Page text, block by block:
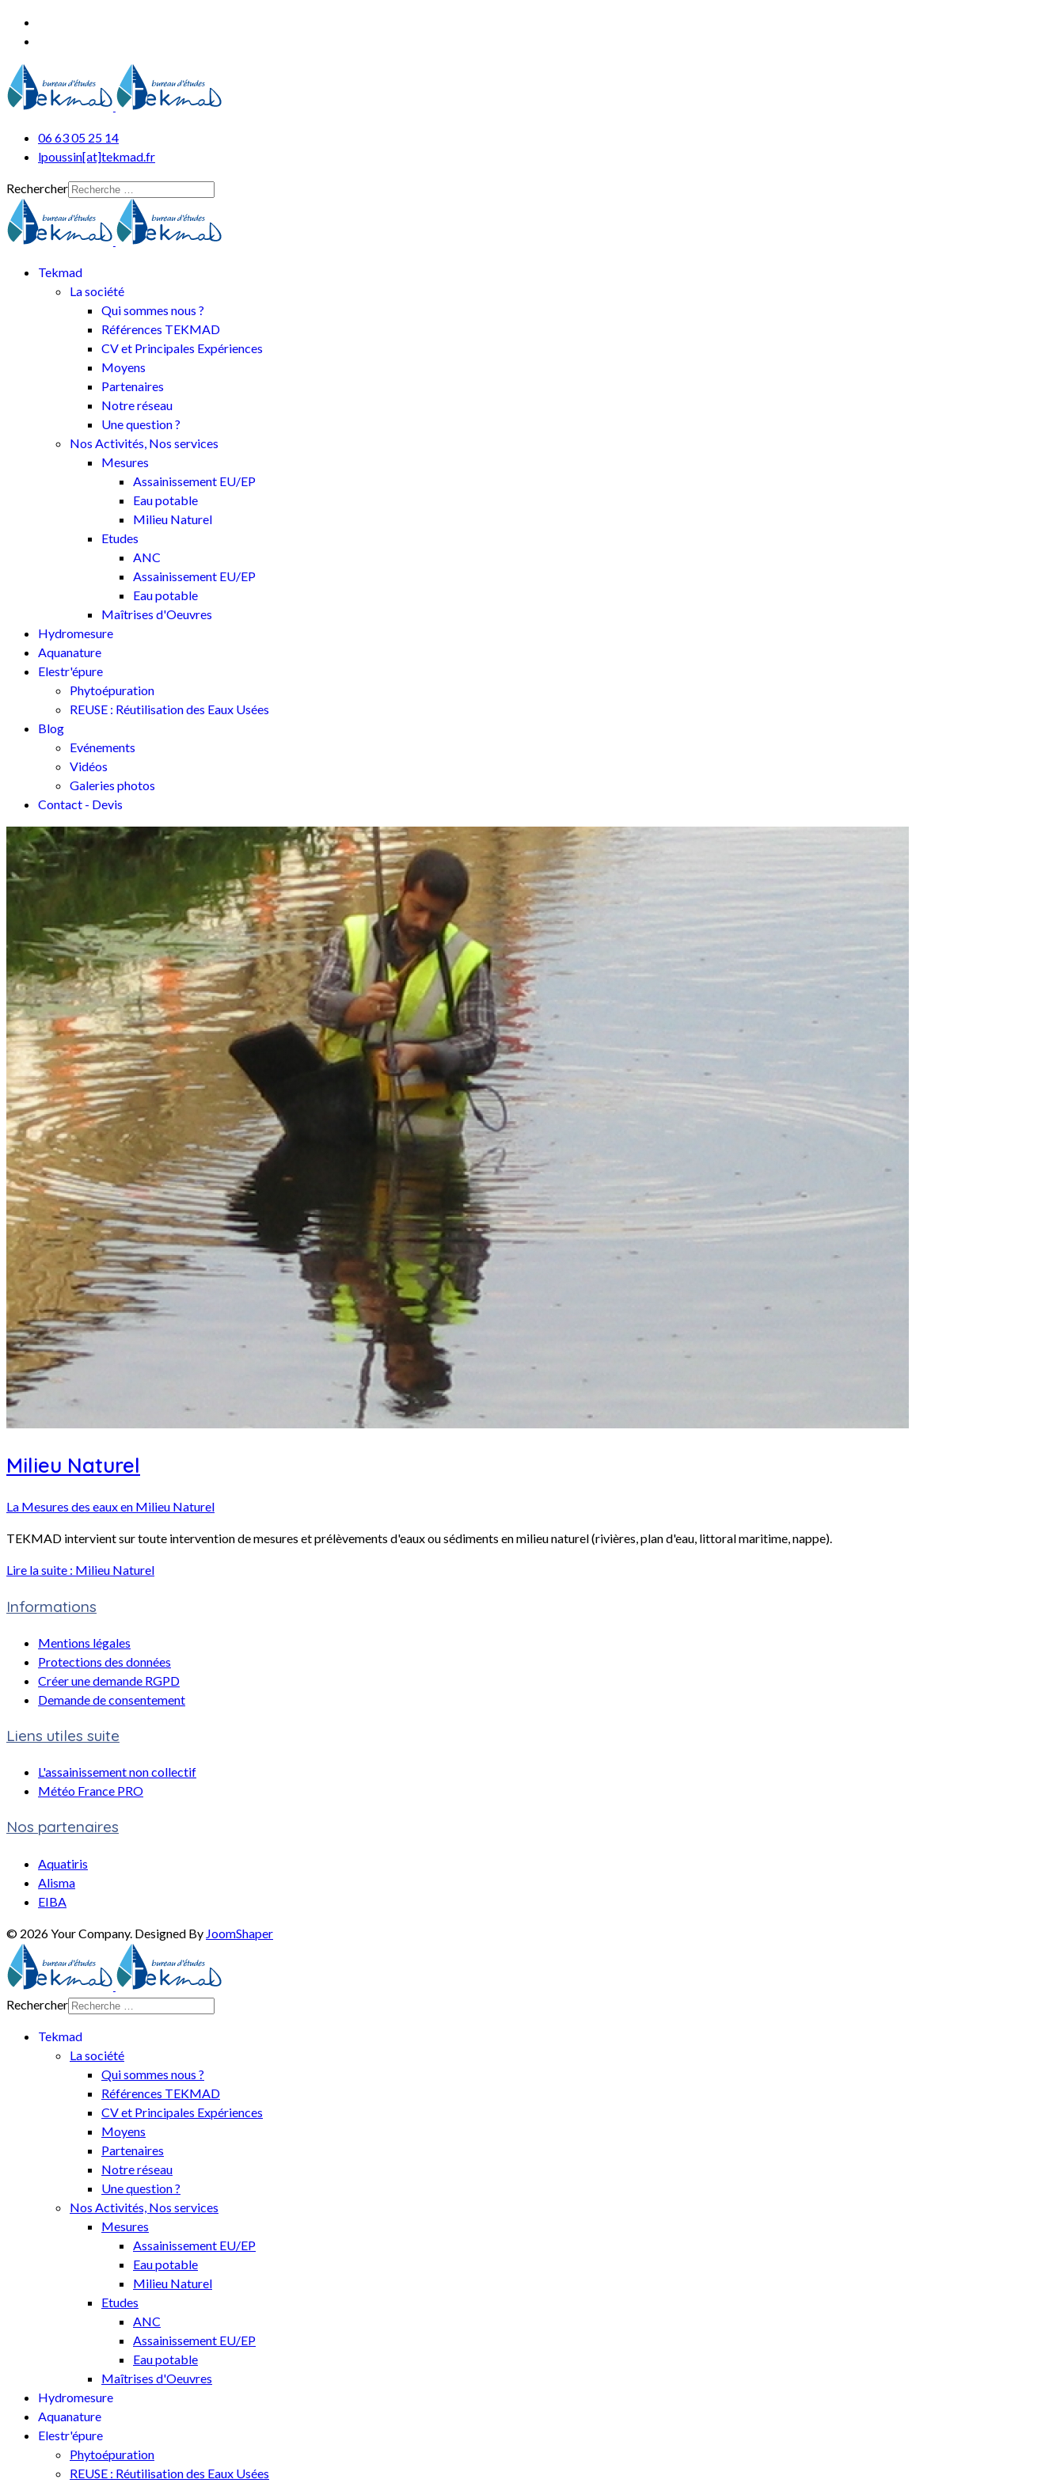
06 63 05 25 14
lpoussin[at]tekmad.fr
Rechercher
Tekmad
La société
Qui sommes nous ?
Références TEKMAD
CV et Principales Expériences
Moyens
Partenaires
Notre réseau
Une question ?
Nos Activités, Nos services
Mesures
Assainissement EU/EP
Eau potable
Milieu Naturel
Etudes
ANC
Assainissement EU/EP
Eau potable
Maîtrises d'Oeuvres
Hydromesure
Aquanature
Elestr'épure
Phytoépuration
REUSE : Réutilisation des Eaux Usées
Blog
Evénements
Vidéos
Galeries photos
Contact - Devis
Milieu Naturel
La Mesures des eaux en Milieu Naturel
TEKMAD intervient sur toute intervention de mesures et prélèvements d'eaux ou sédiments en milieu naturel (rivières, plan d'eau, littoral maritime, nappe).
Lire la suite : Milieu Naturel
Informations
Mentions légales
Protections des données
Créer une demande RGPD
Demande de consentement
Liens utiles suite
L'assainissement non collectif
Météo France PRO
Nos partenaires
Aquatiris
Alisma
EIBA
© 2026 Your Company. Designed By JoomShaper
Rechercher
Tekmad
La société
Qui sommes nous ?
Références TEKMAD
CV et Principales Expériences
Moyens
Partenaires
Notre réseau
Une question ?
Nos Activités, Nos services
Mesures
Assainissement EU/EP
Eau potable
Milieu Naturel
Etudes
ANC
Assainissement EU/EP
Eau potable
Maîtrises d'Oeuvres
Hydromesure
Aquanature
Elestr'épure
Phytoépuration
REUSE : Réutilisation des Eaux Usées